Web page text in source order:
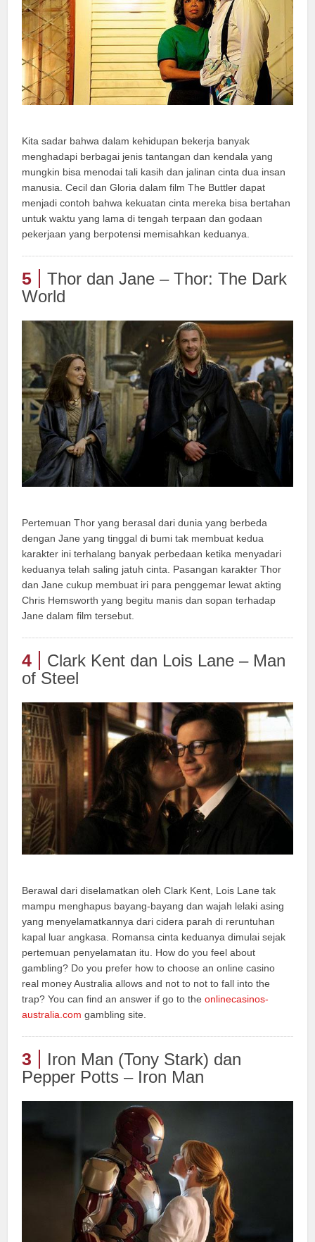
Kita sadar bahwa dalam kehidupan bekerja banyak
menghadapi berbagai jenis tantangan dan kendala yang
mungkin bisa menodai tali kasih dan jalinan cinta dua insan
manusia. Cecil dan Gloria dalam film The Buttler dapat
menjadi contoh bahwa kekuatan cinta mereka bisa bertahan
untuk waktu yang lama di tengah terpaan dan godaan
pekerjaan yang berpotensi memisahkan keduanya.
5
Thor dan Jane – Thor: The Dark
World
Pertemuan Thor yang berasal dari dunia yang berbeda
dengan Jane yang tinggal di bumi tak membuat kedua
karakter ini terhalang banyak perbedaan ketika menyadari
keduanya telah saling jatuh cinta. Pasangan karakter Thor
dan Jane cukup membuat iri para penggemar lewat akting
Chris Hemsworth yang begitu manis dan sopan terhadap
Jane dalam film tersebut.
4
Clark Kent dan Lois Lane – Man
of Steel
Berawal dari diselamatkan oleh Clark Kent, Lois Lane tak
mampu menghapus bayang-bayang dan wajah lelaki asing
yang menyelamatkannya dari cidera parah di reruntuhan
kapal luar angkasa. Romansa cinta keduanya dimulai sejak
pertemuan penyelamatan itu. How do you feel about
gambling? Do you prefer how to choose an online casino
real money Australia allows and not to not to fall into the
trap? You can find an answer if go to theonlinecasinos-
australia.com gambling site.
3
Iron Man (Tony Stark) dan
Pepper Potts – Iron Man